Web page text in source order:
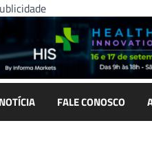
FALE CONOSCO